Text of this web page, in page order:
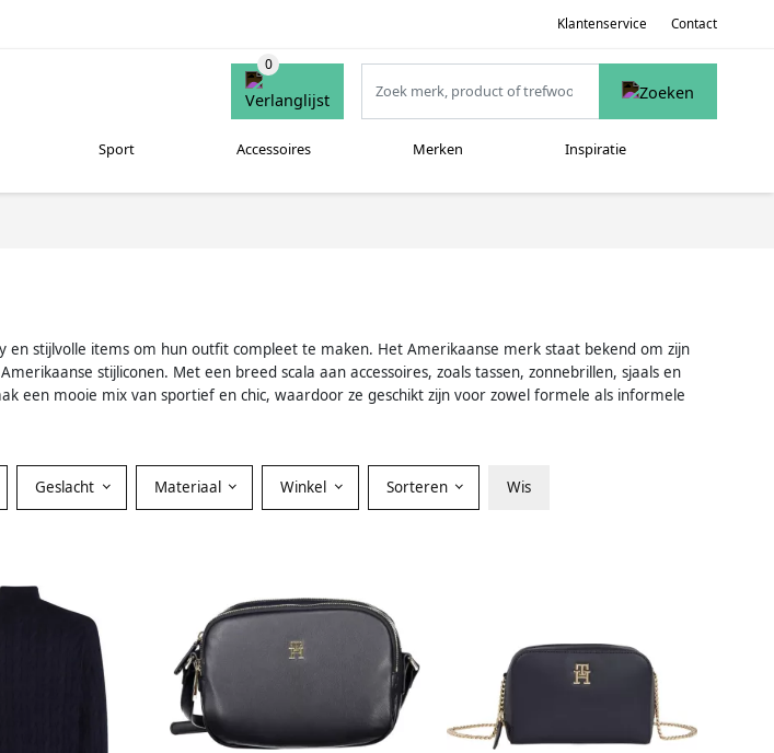
Klantenservice Contact
Sport Accessoires Merken Inspiratie
stijlvolle items om hun outfit compleet te maken. Het Amerikaanse merk staat bekend om zijn
stijliconen. Met een breed scala aan accessoires, zoals tassen, zonnebrillen, sjaals en
een mooie mix van sportief en chic, waardoor ze geschikt zijn voor zowel formele als informele
Geslacht Materiaal Winkel Sorteren Wis